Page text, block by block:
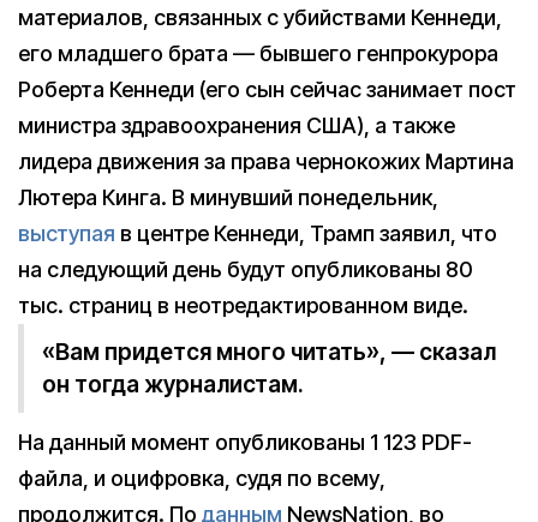
материалов, связанных с убийствами Кеннеди,
его младшего брата — бывшего генпрокурора
Роберта Кеннеди (его сын сейчас занимает пост
министра здравоохранения США), а также
лидера движения за права чернокожих Мартина
Лютера Кинга. В минувший понедельник,
выступая в центре Кеннеди, Трамп заявил, что
на следующий день будут опубликованы 80
тыс. страниц в неотредактированном виде.
«Вам придется много читать», — сказал
он тогда журналистам.
На данный момент опубликованы 1 123 PDF-
файла, и оцифровка, судя по всему,
продолжится. По данным NewsNation, во